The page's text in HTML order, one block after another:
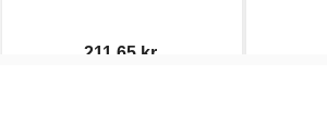
211,65 kr.